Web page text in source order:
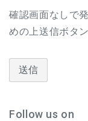
確認画面なしで
めの上送信ボタ
Follow us on